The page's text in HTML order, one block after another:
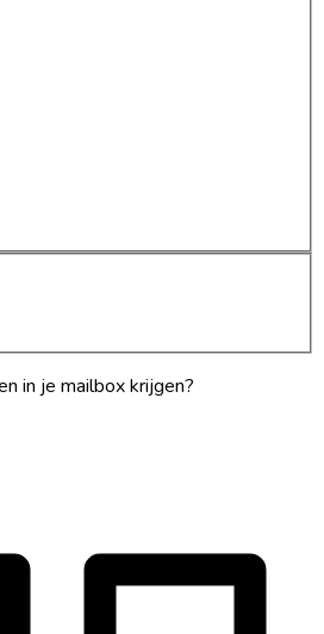
in je mailbox krijgen?